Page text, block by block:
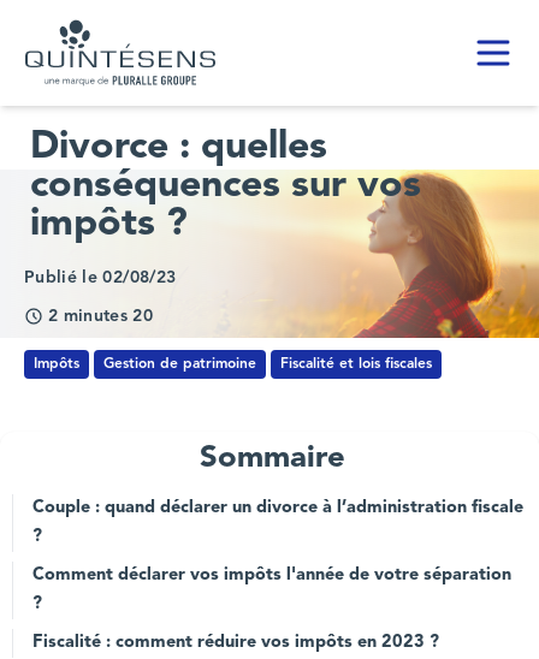
Home page
Divorce : quelles
conséquences sur vos
impôts ?
Publié le 02/08/23
2 minutes 20
Impôts Gestion de patrimoine Fiscalité et lois fiscales
Sommaire
Couple : quand déclarer un divorce à l’administration fiscale
?
Comment déclarer vos impôts l'année de votre séparation
?
Fiscalité : comment réduire vos impôts en 2023 ?